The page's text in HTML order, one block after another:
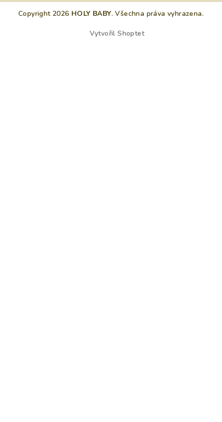
Copyright 2026 HOLY BABY. Všechna práva vyhrazena.
Vytvořil Shoptet